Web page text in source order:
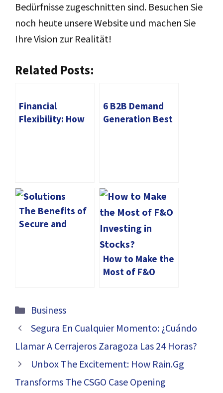
Bedürfnisse zugeschnitten sind. Besuchen Sie
noch heute unsere Website und machen Sie
Ihre Vision zur Realität!
Related Posts:
Financial
Flexibility: How
6 B2B Demand
Generation Best
The Benefits of
Secure and
How to Make the
Most of F&O
Categories
Business
Segura En Cualquier Momento: ¿Cuándo
Llamar A Cerrajeros Zaragoza Las 24 Horas?
Unbox The Excitement: How Rain.Gg
Transforms The CSGO Case Opening